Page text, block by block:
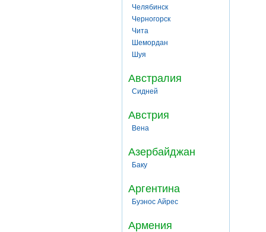
Челябинск
Черногорск
Чита
Шемордан
Шуя
Австралия
Сидней
Австрия
Вена
Азербайджан
Баку
Аргентина
Буэнос Айрес
Армения